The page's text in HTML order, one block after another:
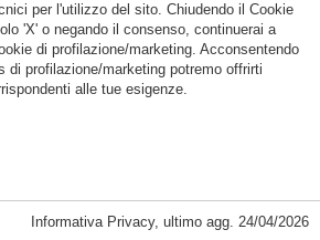
per l'utilizzo del sito. Chiudendo il Cookie
'X' o negando il consenso, continuerai a
di profilazione/marketing. Acconsentendo
di profilazione/marketing potremo offrirti
alle tue esigenze.
di Sessione
Informativa Privacy, ultimo agg. 24/04/2026